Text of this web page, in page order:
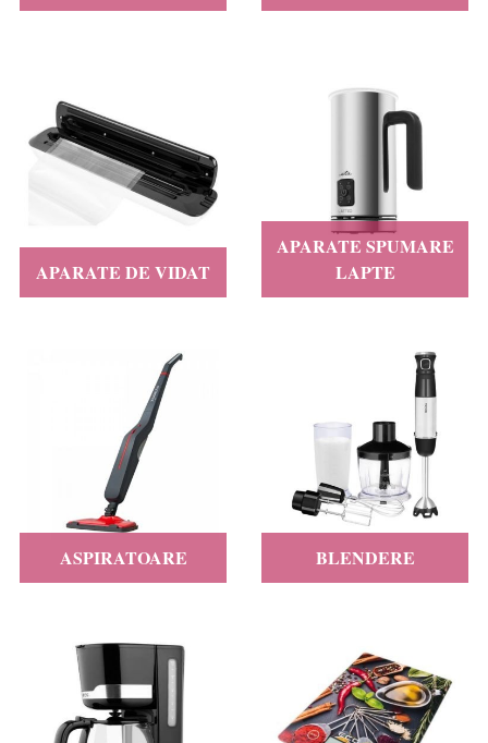
APARATE DE VIDAT
APARATE SPUMARE
LAPTE
ASPIRATOARE BLENDERE